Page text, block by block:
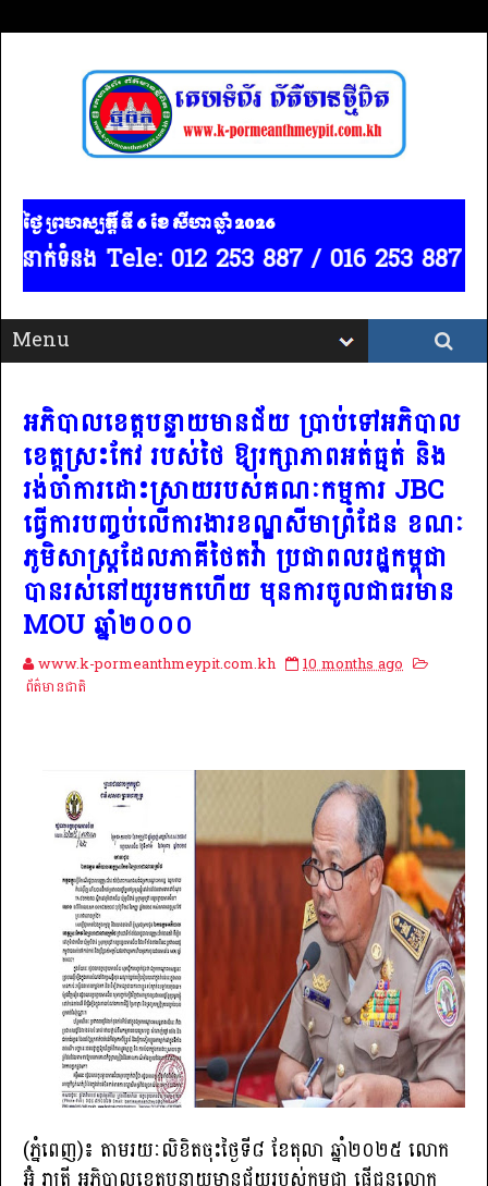
ថ្ងៃ ព្រហស្បត្ដិ៍ ទី 6​ ខែ សីហា ឆ្នាំ 2026
នាក់ទំនង Tele: 012 253 887 / 016 253 887
អភិបាលខេត្តបន្ទាយមានជ័យ ប្រាប់ទៅអភិបាល
ខេត្តស្រះកែវ របស់ថៃ ឱ្យរក្សាភាពអត់ធ្មត់ និង
រង់ចាំការដោះស្រាយរបស់គណៈកម្មការ JBC
ធ្វើការបញ្ចប់លើការងារខណ្ឌសីមាព្រំដែន ខណៈ
ភូមិសាស្ត្រដែលភាគីថៃតវ៉ា ប្រជាពលរដ្ឋកម្ពុជា
បានរស់នៅយូរមកហើយ មុនការចូលជាធរមាន
MOU ឆ្នាំ២០០០
www.k-pormeanthmeypit.com.kh
10 months ago
ព័ត៌មានជាតិ
(ភ្នំពេញ)៖ តាមរយៈលិខិតចុះថ្ងៃទី៨ ខែតុលា ឆ្នាំ២០២៥ លោក